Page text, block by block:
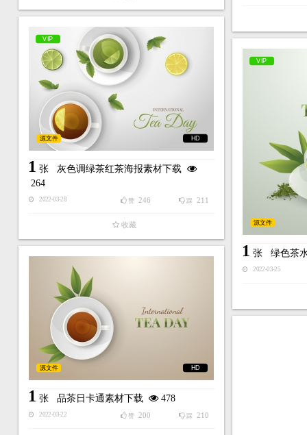
VIP
HD
源文件
1 张 灰色调绿茶红茶海报素材下载
264
2022-03-28 踩 211
赞 246
收藏
VIP
源文件
1 张 绿色茶
2022-03-25
HD
源文件
1 张 品茶日卡通素材下载 478
2022-03-22 踩 210
赞 200